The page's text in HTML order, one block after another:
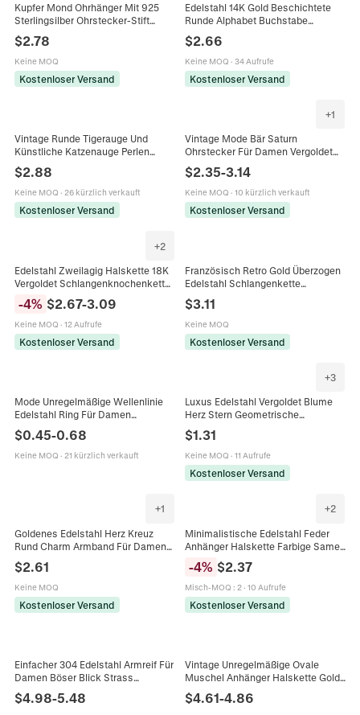
Kupfer Mond Ohrhänger Mit 925
Sterlingsilber Ohrstecker-Stift
Bunter Quadratischer Zirkonia Gold
Silber Eleganter Schmuck Für
Damen
$2.78
Keine MOQ
Kostenloser Versand
Edelstahl 14K Gold Beschichtete
Runde Alphabet Buchstabe
Anhänger Halskette
Minimalistische Emaille Kette
Halskette Für Damen Schmuck
$2.66
Keine MOQ · 34 Aufrufe
Kostenloser Versand
Vintage Runde Tigerauge Und
Künstliche Katzenauge Perlen
Ohrringe Für Damen Vergoldete
Kupfer Ohrstecker Retro Schmuck
$2.88
Keine MOQ · 26 kürzlich verkauft
Kostenloser Versand
+1
Vintage Mode Bär Saturn
Ohrstecker Für Damen Vergoldet
Rosa Zirkonia Hexagramm Stern
Bär Tropfen Ohrringe Schmuck
Geschenk
$2.35-3.14
Keine MOQ · 10 kürzlich verkauft
Kostenloser Versand
+2
Edelstahl Zweilagig Halskette 18K
Vergoldet Schlangenknochenkette
Mode Schmuck Für Damen
-4% $2.67-3.09
Keine MOQ · 12 Aufrufe
Kostenloser Versand
Französisch Retro Gold Überzogen
Edelstahl Schlangenkette
Schlüsselbeinkette Damen Mode
Schmuck
$3.11
Keine MOQ
Kostenloser Versand
Mode Unregelmäßige Wellenlinie
Edelstahl Ring Für Damen
Minimalist Offen Verstellbar
Geometrischer Statement Ring
Schmuck Geschenk
$0.45-0.68
Keine MOQ · 21 kürzlich verkauft
+3
Luxus Edelstahl Vergoldet Blume
Herz Stern Geometrische
Ohrstecker Creolen Für Damen
Minimalist Mode Schmuck
Geschenk
$1.31
Keine MOQ · 11 Aufrufe
Kostenloser Versand
+1
Goldenes Edelstahl Herz Kreuz
Rund Charm Armband Für Damen
Verstellbare Kette Schmuck
$2.61
Keine MOQ
Kostenloser Versand
+2
Minimalistische Edelstahl Feder
Anhänger Halskette Farbige Samen
Für Damen Geschenk
-4% $2.37
Misch-MOQ : 2· 10 Aufrufe
Kostenloser Versand
Einfacher 304 Edelstahl Armreif Für
Damen Böser Blick Strass
Künstliche Perle Offener
Verschluss Armreif Gold Silber
$4.98-5.48
Vintage Unregelmäßige Ovale
Muschel Anhänger Halskette Gold
Überzogenes Kupfer Abalone
Perlmutt Eleganter Schmuck Für
$4.61-4.86